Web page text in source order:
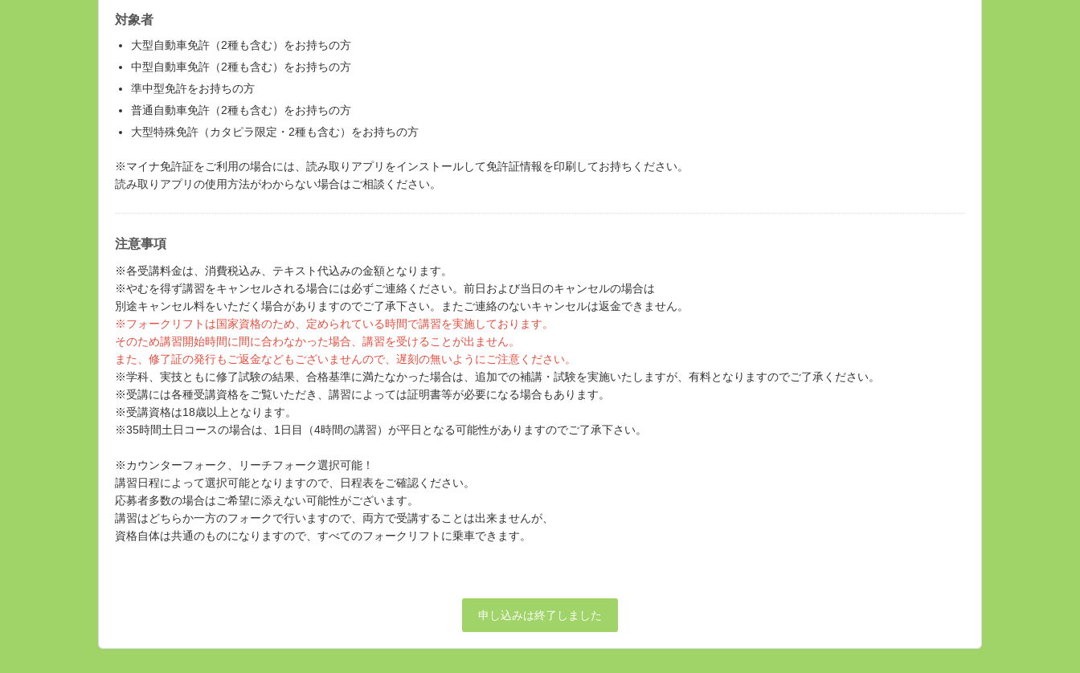
対象者
大型自動車免許（2種も含む）をお持ちの方
中型自動車免許（2種も含む）をお持ちの方
準中型免許をお持ちの方
普通自動車免許（2種も含む）をお持ちの方
大型特殊免許（カタピラ限定・2種も含む）をお持ちの方
※マイナ免許証をご利用の場合には、読み取りアプリをインストールして免許証情報を印刷してお持ちください。
読み取りアプリの使用方法がわからない場合はご相談ください。
注意事項
※各受講料金は、消費税込み、テキスト代込みの金額となります。
※やむを得ず講習をキャンセルされる場合には必ずご連絡ください。前日および当日のキャンセルの場合は
別途キャンセル料をいただく場合がありますのでご了承下さい。またご連絡のないキャンセルは返金できません。
※フォークリフトは国家資格のため、定められている時間で講習を実施しております。
そのため講習開始時間に間に合わなかった場合、講習を受けることが出ません。
また、修了証の発行もご返金などもございませんので、遅刻の無いようにご注意ください。
※学科、実技ともに修了試験の結果、合格基準に満たなかった場合は、追加での補講・試験を実施いたしますが、有料となりますのでご了承ください。
※受講には各種受講資格をご覧いただき、講習によっては証明書等が必要になる場合もあります。
※受講資格は18歳以上となります。
※35時間土日コースの場合は、1日目（4時間の講習）が平日となる可能性がありますのでご了承下さい。
※カウンターフォーク、リーチフォーク選択可能！
講習日程によって選択可能となりますので、日程表をご確認ください。
応募者多数の場合はご希望に添えない可能性がございます。
講習はどちらか一方のフォークで行いますので、両方で受講することは出来ませんが、
資格自体は共通のものになりますので、すべてのフォークリフトに乗車できます。
申し込みは終了しました